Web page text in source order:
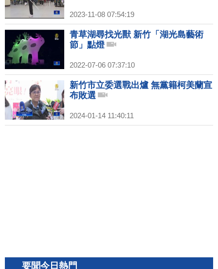
2023-11-08 07:54:19
青草湖尋找光獸 新竹「湖光島藝術
節」點燈
2022-07-06 07:37:10
新竹市立委選戰出爐 無黨籍柯美蘭宣
布敗選
2024-01-14 11:40:11
要聞今日熱門